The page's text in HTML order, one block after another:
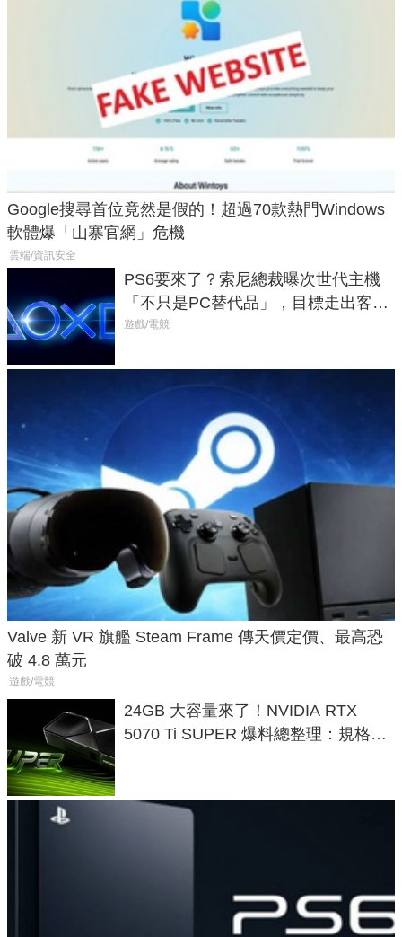
Google搜尋首位竟然是假的！超過70款熱門Windows
軟體爆「山寨官網」危機
雲端/資訊安全
PS6要來了？索尼總裁曝次世代主機
「不只是PC替代品」，目標走出客
廳、進軍電競桌面
遊戲/電競
Valve 新 VR 旗艦 Steam Frame 傳天價定價、最高恐
破 4.8 萬元
遊戲/電競
24GB 大容量來了！NVIDIA RTX
5070 Ti SUPER 爆料總整理：規格、